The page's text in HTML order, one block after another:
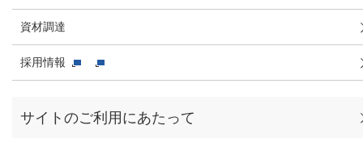
資材調達
採用情報
サイトのご利用にあたって